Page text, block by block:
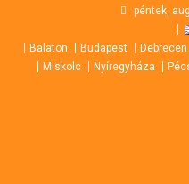
content
péntek,
Balaton Budapest Debrecen
Miskolc
Nyíregyháza